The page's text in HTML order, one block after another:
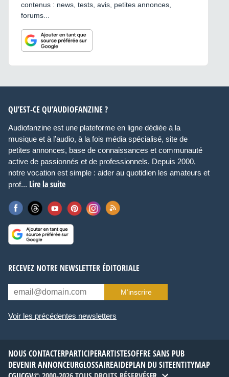
contenus : news, tests, avis, petites annonces,
forums...
QU’EST-CE QU’AUDIOFANZINE ?
Audiofanzine est une plateforme en ligne dédiée à la
musique et à l’audio, à la fois média spécialisé, site de
petites annonces, base de connaissances et communauté
active de passionnés et de professionnels. Depuis 2000,
notre vocation est simple : aider au quotidien les amateurs et
prof... Lire la suite
RECEVEZ NOTRE NEWSLETTER ÉDITORIALE
M’inscrire
Voir les précédentes newsletters
NOUS CONTACTERPARTICIPERARTISTESOFFRE SANS PUB
DEVENIR ANNONCEURGLOSSAIREAIDEPLAN DU SITEENTITYMAP